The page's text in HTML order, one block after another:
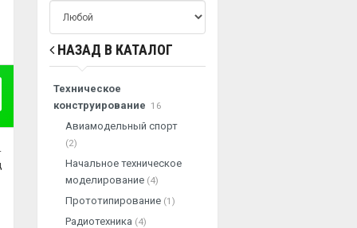
НАЗАД В КАТАЛОГ
Техническое
конструирование 16
Авиамодельный спорт
(2)
Начальное техническое
моделирование (4)
Прототипирование (1)
Радиотехника (4)